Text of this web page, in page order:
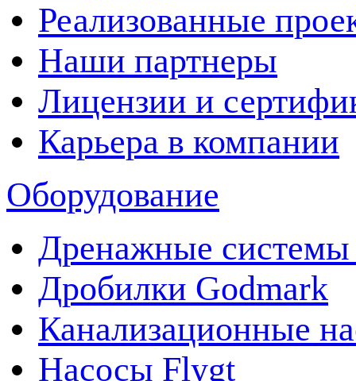
Реализованные
Наши партнеры
Лицензии и
Карьера в компании
Оборудование
Дренажные системы
Дробилки Godmark
Канализационные
Насосы Flygt